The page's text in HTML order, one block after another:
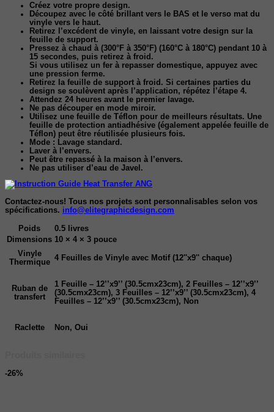
Créez votre propre design.
Découpez avec le côté brillant vers le BAS et le verso mat du
vinyle vers le haut.
Retirez l’excédent de vinyle, en laissant votre design sur la
feuille de support.
Pressez à chaud à (300°F à 350°F) (160°C à 180°C) pendant 10 à
15 secondes, puis retirez à froid.
Si vous utilisez un fer à repasser domestique, appuyez avec
une pression ferme.
Retirez la feuille de support à froid. Si certaines parties du
design se soulèvent après l’application, répétez l’étape 4.
Attendez 24 heures avant le premier lavage.
Ne pas découper en mode miroir.
Utilisez une feuille de Téflon pour de meilleurs résultats. Une
feuille de protection antiadhésive (également appelée feuille de
Téflon) peut être réutilisée plusieurs fois.
Mode : Lavage standard.
Laver à l’envers.
Peut être repassé à la maison à l’envers.
Ne pas utiliser d’eau de Javel.
Contactez-nous! Tous nos projets sont personnalisables selon vos
spécifications. info@elitegraphicdesign.com
Poids
0.5 livres
Dimensions 10 × 4 × 3 pouce
Vinyle
Thermique 4 Feuilles de Vinyle avec Motif (12''x9'' chaque)
Ruban de
transfert
1 Feuille – 12’’x9’’ (30.5cmx23cm), 2 Feuilles – 12’’x9’’
(30.5cmx23cm), 3 Feuilles – 12’’x9’’ (30.5cmx23cm), 4
Feuilles – 12’’x9’’ (30.5cmx23cm), Non
Raclette Non, Oui
-26%